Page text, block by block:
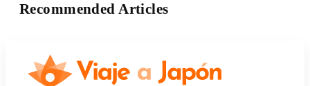
Recommended Articles